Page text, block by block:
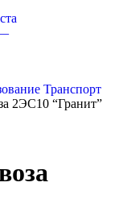
Транспорт
2ЭС10 “Гранит”